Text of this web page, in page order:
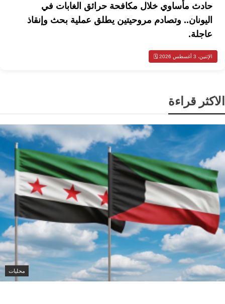
حادث مأساوي خلال مكافحة حرائق الغابات في
اليونان.. وتصادم مروحيتين يطلق عملية بحث وإنقاذ
عاجلة.
الإثنين، 3 أغسطس 2026 🗓️
الاكثر قراءة
محليات